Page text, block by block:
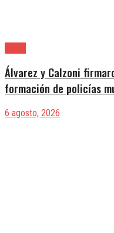
Álvarez y Calzoni
formación de policías
6 agosto, 2026